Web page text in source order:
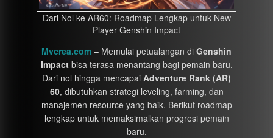
Dari Nol ke AR60: Roadmap Lengkap untuk New
Player Genshin Impact
Mvcrea.com – Memulai petualangan di Genshin
Impactbisa terasa menantang bagi pemain baru.
Dari nol hingga mencapai Adventure Rank (AR)
60, dibutuhkan strategi leveling, farming, dan
manajemen resource yang baik. Berikut roadmap
lengkap untuk memaksimalkan progresi pemain
baru.